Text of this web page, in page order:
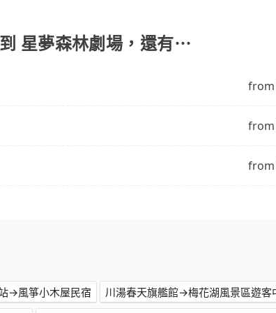
格比包車貴。 白牌車：通常價格較包車便宜，但司
處理。
星夢森林劇場，還有⋯
from
from
from
→風箏小木屋民宿 川湯春天旗艦館→梅花湖風景區遊客